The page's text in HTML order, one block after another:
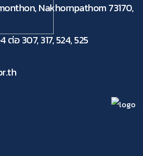
Nakhornpathom 73170,
อ 307, 317, 524, 525